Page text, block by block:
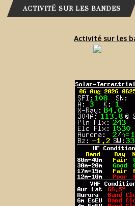
ACTIVITÉ SUR LES BANDES
Activité sur les